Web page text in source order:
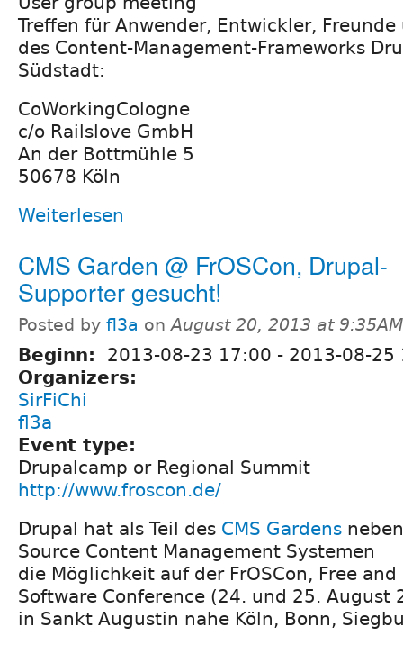
Treffen für Anwender, Entwickler,
des Content-Management-Frameworks
Südstadt:
CoWorkingCologne
c/o Railslove GmbH
An der Bottmühle 5
50678 Köln
Weiterlesen
CMS Garden @ FrOSCon, Drupal-
Supporter gesucht!
Posted by fl3a onAugust 20, 2013 at 9:35AM
Beginn: 2013-08-23 17:00 - 2013-08-25
Organizers:
SirFiChi
fl3a
Event type:
Drupalcamp or Regional Summit
http://www.froscon.de/
Drupal hat als Teil des CMS Gardens
Source Content Management Systemen
die Möglichkeit auf der FrOSCon, Free and
Software Conference (24. und 25. August
in Sankt Augustin nahe Köln, Bonn,